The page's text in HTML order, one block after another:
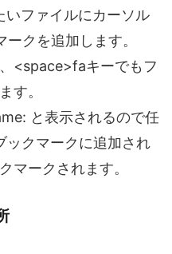
ファイルにカーソル
クを追加します。
<space>faキーでもフ
す。
と表示されるので任
クマークに追加され
マークされます。